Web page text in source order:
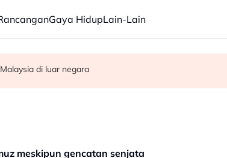
Gaya HidupLain-Lain
RS-2 - Amirudin
jadi 30 ekonomi terbesar dunia - Penganalisis
di luar negara
meskipun gencatan senjata